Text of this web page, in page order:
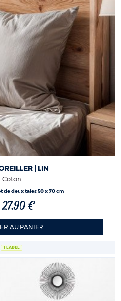
1 LABEL
| LIN
Coton
de deux taies 50 x 70 cm
27,90 €
AU PANIER